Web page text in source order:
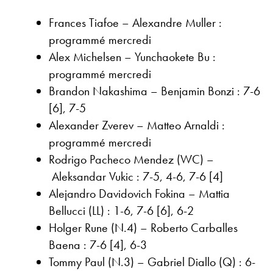
Frances Tiafoe – Alexandre Muller :
programmé mercredi
Alex Michelsen – Yunchaokete Bu :
programmé mercredi
Brandon Nakashima – Benjamin Bonzi : 7-6
[6], 7-5
Alexander Zverev – Matteo Arnaldi :
programmé mercredi
Rodrigo Pacheco Mendez (WC) –
Aleksandar Vukic : 7-5, 4-6, 7-6 [4]
Alejandro Davidovich Fokina – Mattia
Bellucci (LL) : 1-6, 7-6 [6], 6-2
Holger Rune (N.4) – Roberto Carballes
Baena : 7-6 [4], 6-3
Tommy Paul (N.3) – Gabriel Diallo (Q) : 6-